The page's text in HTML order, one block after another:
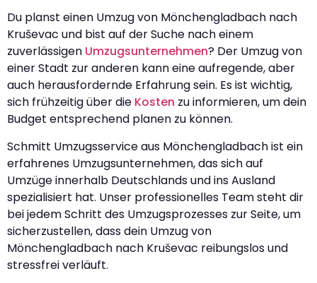
Du planst einen Umzug von Mönchengladbach nach
Kruševac und bist auf der Suche nach einem
zuverlässigen Umzugsunternehmen? Der Umzug von
einer Stadt zur anderen kann eine aufregende, aber
auch herausfordernde Erfahrung sein. Es ist wichtig,
sich frühzeitig über die Kosten zu informieren, um dein
Budget entsprechend planen zu können.
Schmitt Umzugsservice aus Mönchengladbach ist ein
erfahrenes Umzugsunternehmen, das sich auf
Umzüge innerhalb Deutschlands und ins Ausland
spezialisiert hat. Unser professionelles Team steht dir
bei jedem Schritt des Umzugsprozesses zur Seite, um
sicherzustellen, dass dein Umzug von
Mönchengladbach nach Kruševac reibungslos und
stressfrei verläuft.